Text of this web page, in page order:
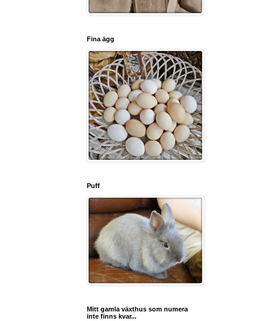
Fina ägg
Puff
Mitt gamla växthus som numera
inte finns kvar...